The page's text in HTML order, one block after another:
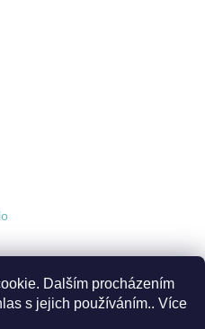
Dalším procházením
s jejich používáním.. Více